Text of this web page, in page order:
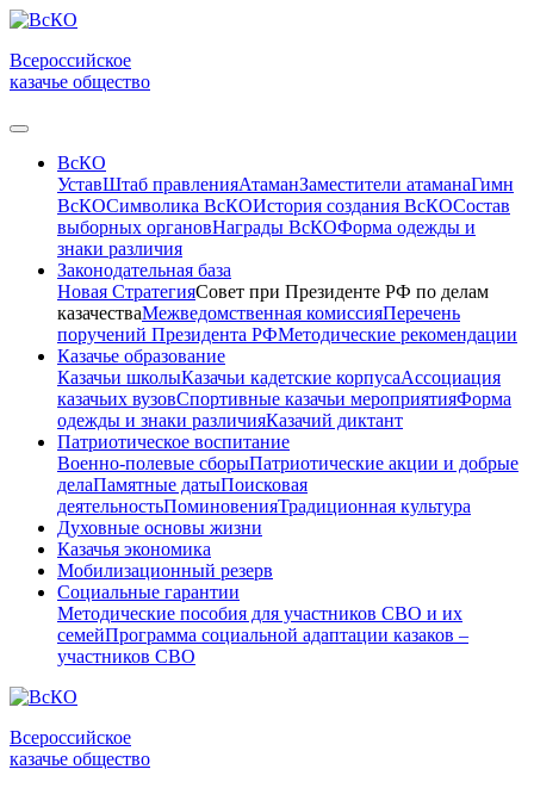
Всероссийское
казачье общество
ВсКО
УставШтаб правленияАтаманЗаместители атаманаГимн
ВсКОСимволика ВсКОИстория создания ВсКОСостав
выборных органовНаграды ВсКОФорма одежды и
знаки различия
Законодательная база
Новая СтратегияСовет при Президенте РФ по делам
казачестваМежведомственная комиссияПеречень
поручений Президента РФМетодические рекомендации
Казачье образование
Казачьи школыКазачьи кадетские корпусаАссоциация
казачьих вузовСпортивные казачьи мероприятияФорма
одежды и знаки различияКазачий диктант
Патриотическое воспитание
Военно-полевые сборыПатриотические акции и добрые
делаПамятные датыПоисковая
деятельностьПоминовенияТрадиционная культура
Духовные основы жизни
Казачья экономика
Мобилизационный резерв
Социальные гарантии
Методические пособия для участников СВО и их
семейПрограмма социальной адаптации казаков –
участников СВО
Всероссийское
казачье общество